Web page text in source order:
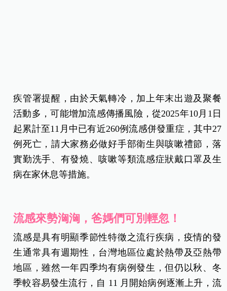
疾管署提醒，由於天氣轉冷，加上年末出遊及聚餐
活動多，可能增加流感傳播風險，從2025年10月1日
起累計至11月中已有近260例流感併發重症，其中27
例死亡，請大家務必做好手部衛生與咳嗽禮節，落
實勤洗手、有發燒、咳嗽等類流感症狀戴口罩及生
病在家休息等措施。
流感來勢洶洶，爸媽們可別輕忽！
流感是具有明顯季節性特徵之流行疾病，疫情的發
生通常具有週期性，台灣地區位處於熱帶及亞熱帶
地區，雖然一年四季均有病例發生，但仍以秋、冬
季較容易發生流行，自 11 月開始病例逐漸上升，流